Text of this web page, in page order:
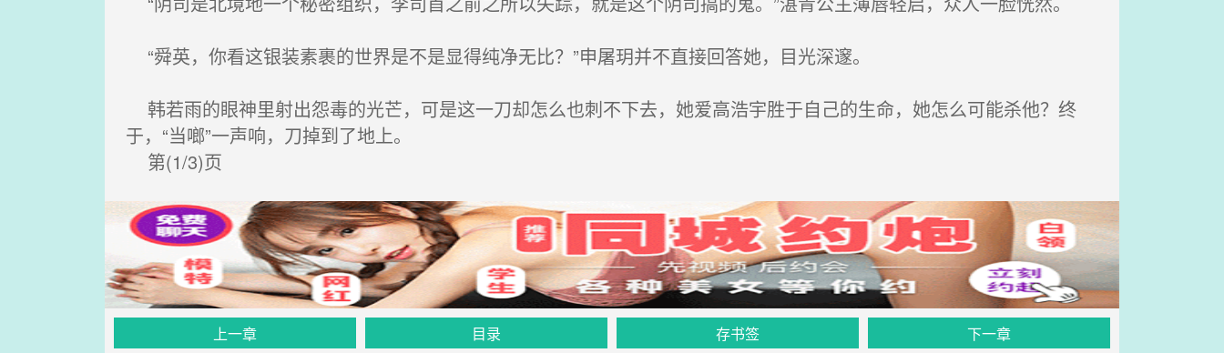
“舜英，你看这银装素裹的世界是不是显得纯净无比？”申屠玥并不直接回答她，目光深邃。
韩若雨的眼神里射出怨毒的光芒，可是这一刀却怎么也刺不下去，她爱高浩宇胜于自己的生命，她怎么可能杀他？终
于，“当啷”一声响，刀掉到了地上。
第(1/3)页
上一章 目录 存书签 下一章